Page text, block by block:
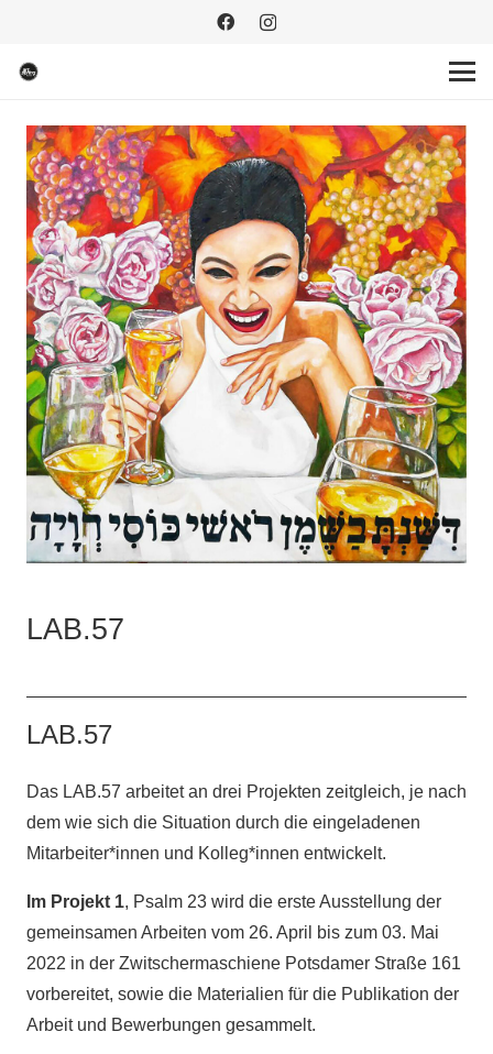
LAB.57
LAB.57
Das LAB.57 arbeitet an drei Projekten zeitgleich, je nach
dem wie sich die Situation durch die eingeladenen
Mitarbeiter*innen und Kolleg*innen entwickelt.
Im Projekt 1, Psalm 23 wird die erste Ausstellung der
gemeinsamen Arbeiten vom 26. April bis zum 03. Mai
2022 in der Zwitschermaschiene Potsdamer Straße 161
vorbereitet, sowie die Materialien für die Publikation der
Arbeit und Bewerbungen gesammelt.